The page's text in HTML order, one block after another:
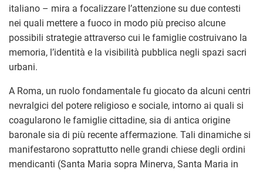
italiano – mira a focalizzare l’attenzione su due contesti
nei quali mettere a fuoco in modo più preciso alcune
possibili strategie attraverso cui le famiglie costruivano la
memoria, l’identità e la visibilità pubblica negli spazi sacri
urbani.
A Roma, un ruolo fondamentale fu giocato da alcuni centri
nevralgici del potere religioso e sociale, intorno ai quali si
coagularono le famiglie cittadine, sia di antica origine
baronale sia di più recente affermazione. Tali dinamiche si
manifestarono soprattutto nelle grandi chiese degli ordini
mendicanti (Santa Maria sopra Minerva, Santa Maria in